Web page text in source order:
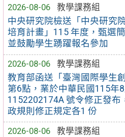
2026-08-06
教學課務組
中央研究院檢送「中央研究
培育計畫」115 年度，甄選
並鼓勵學生踴躍報名參加
2026-08-06
教學課務組
教育部函送「臺灣國際學生
第6點，業於中華民國115年
1152202174A 號令修正發
政規則修正規定各1 份
2026-08-06
教學課務組